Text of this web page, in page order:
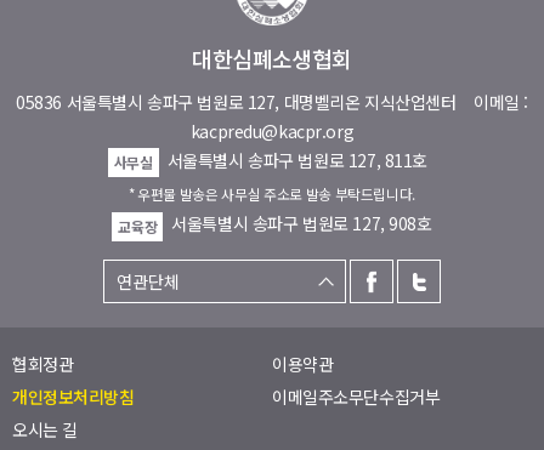
대한심폐소생협회
05836 서울특별시 송파구 법원로 127, 대명벨리온 지식산업센터 이메일 :
kacpredu@kacpr.org
사무실 서울특별시 송파구 법원로 127, 811호
* 우편물 발송은 사무실 주소로 발송 부탁드립니다.
교육장
서울특별시 송파구 법원로 127, 908호
협회정관
이용약관
개인정보처리방침
이메일주소무단수집거부
오시는 길